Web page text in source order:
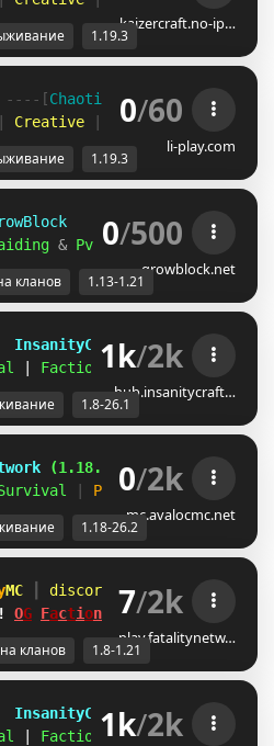
kaizercraft.no-ip…
1.19.3
[Chaotic United 1.19.3
Creative SkyBlock
0/60
li-play.com
1.19.3
Factions
& PvP & Level & Skills
0/500
growblock.net
кланов 1.13-1.21
|| 1.8 - 26.1
Factions | Skyblock
1k/2k
hub.insanitycraft…
1.8-26.1
(1.18.x-26.2)
Prison | Factions
0/2k
mc.avalocmc.net
1.18-26.2
MC discord.gg/fatalitymc
OG Faction MAP #14 SATURDAY!
7/2k
play.fatalitynetw…
кланов 1.8-1.21
|| 1.8 - 26.1
Factions | Skyblock
1k/2k